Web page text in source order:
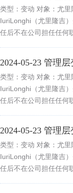
类型：变动 对象：尤
IuriLonghi（尤里隆吉
任后不在公司担任任何
2024-05-23 管理层
类型：变动 对象：尤
IuriLonghi（尤里隆吉
任后不在公司担任任何
2024-05-23 管理层
类型：变动 对象：尤
IuriLonghi（尤里隆吉
任后不在公司担任任何